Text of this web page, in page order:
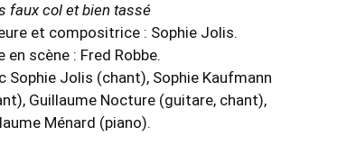
faux col et bien tassé
et compositrice : Sophie Jolis.
en scène : Fred Robbe.
Sophie Jolis (chant), Sophie Kaufmann
Guillaume Nocture (guitare, chant),
Ménard (piano).